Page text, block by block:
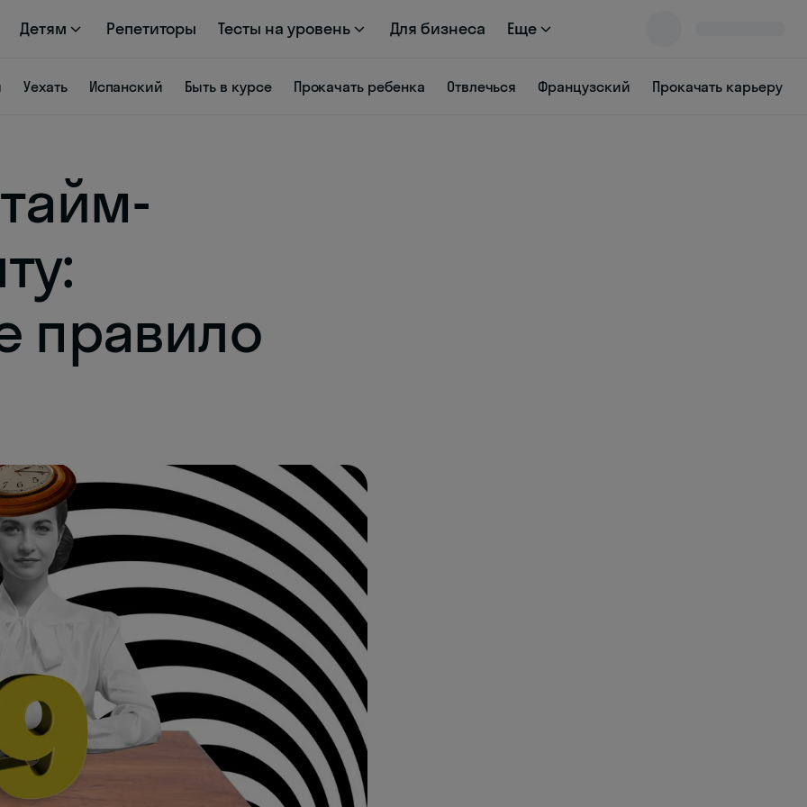
Детям Репетиторы Тесты на уровень Для бизнеса Еще
Уехать Испанский Быть в курсе Прокачать ребенка Отвлечься Французский Прокачать карьеру
правило